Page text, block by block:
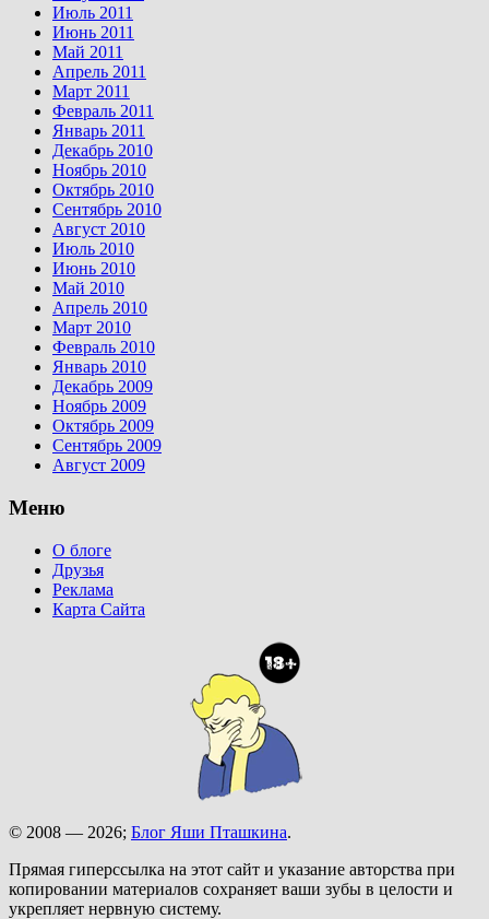
Июль 2011
Июнь 2011
Май 2011
Апрель 2011
Март 2011
Февраль 2011
Январь 2011
Декабрь 2010
Ноябрь 2010
Октябрь 2010
Сентябрь 2010
Август 2010
Июль 2010
Июнь 2010
Май 2010
Апрель 2010
Март 2010
Февраль 2010
Январь 2010
Декабрь 2009
Ноябрь 2009
Октябрь 2009
Сентябрь 2009
Август 2009
Меню
О блоге
Друзья
Реклама
Карта Сайта
© 2008 — 2026; Блог Яши Пташкина.
Прямая гиперссылка на этот сайт и указание авторства при
копировании материалов сохраняет ваши зубы в целости и
укрепляет нервную систему.